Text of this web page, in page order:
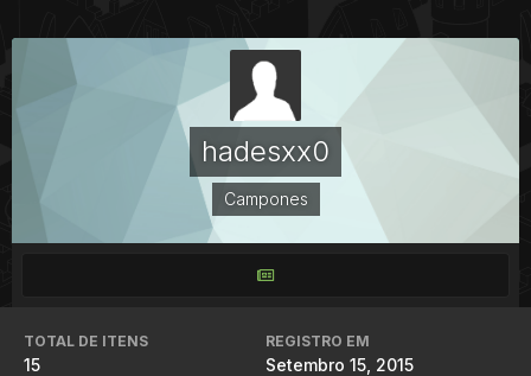
hadesxx0
Campones
TOTAL DE ITENS
15
REGISTRO EM
Setembro 15, 2015